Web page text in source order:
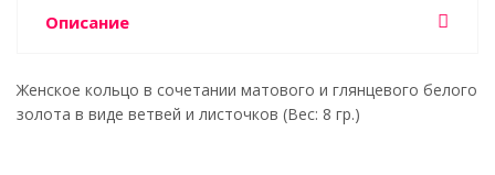
Описание
Женское кольцо в сочетании матового и глянцевого белого
золота в виде ветвей и листочков (Вес: 8 гр.)